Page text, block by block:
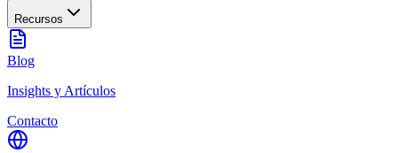
Recursos
Blog
Insights y Artículos
Contacto